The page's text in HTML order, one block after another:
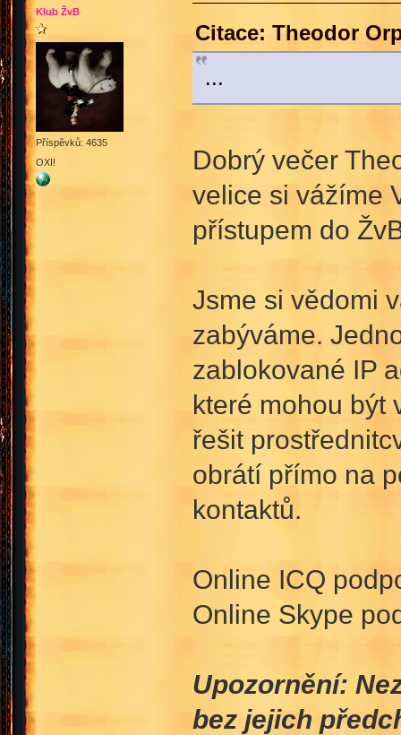
Klub ŽvB
Příspěvků: 4635
OXI!
Citace: Theodor
...
Dobrý večer
velice si vážíme
přístupem do
Jsme si vědomi
zabýváme.
zablokované IP
které mohou být
řešit
obrátí přímo na
kontaktů.
Online ICQ
Online Skype
Upozornění:
bez jejich